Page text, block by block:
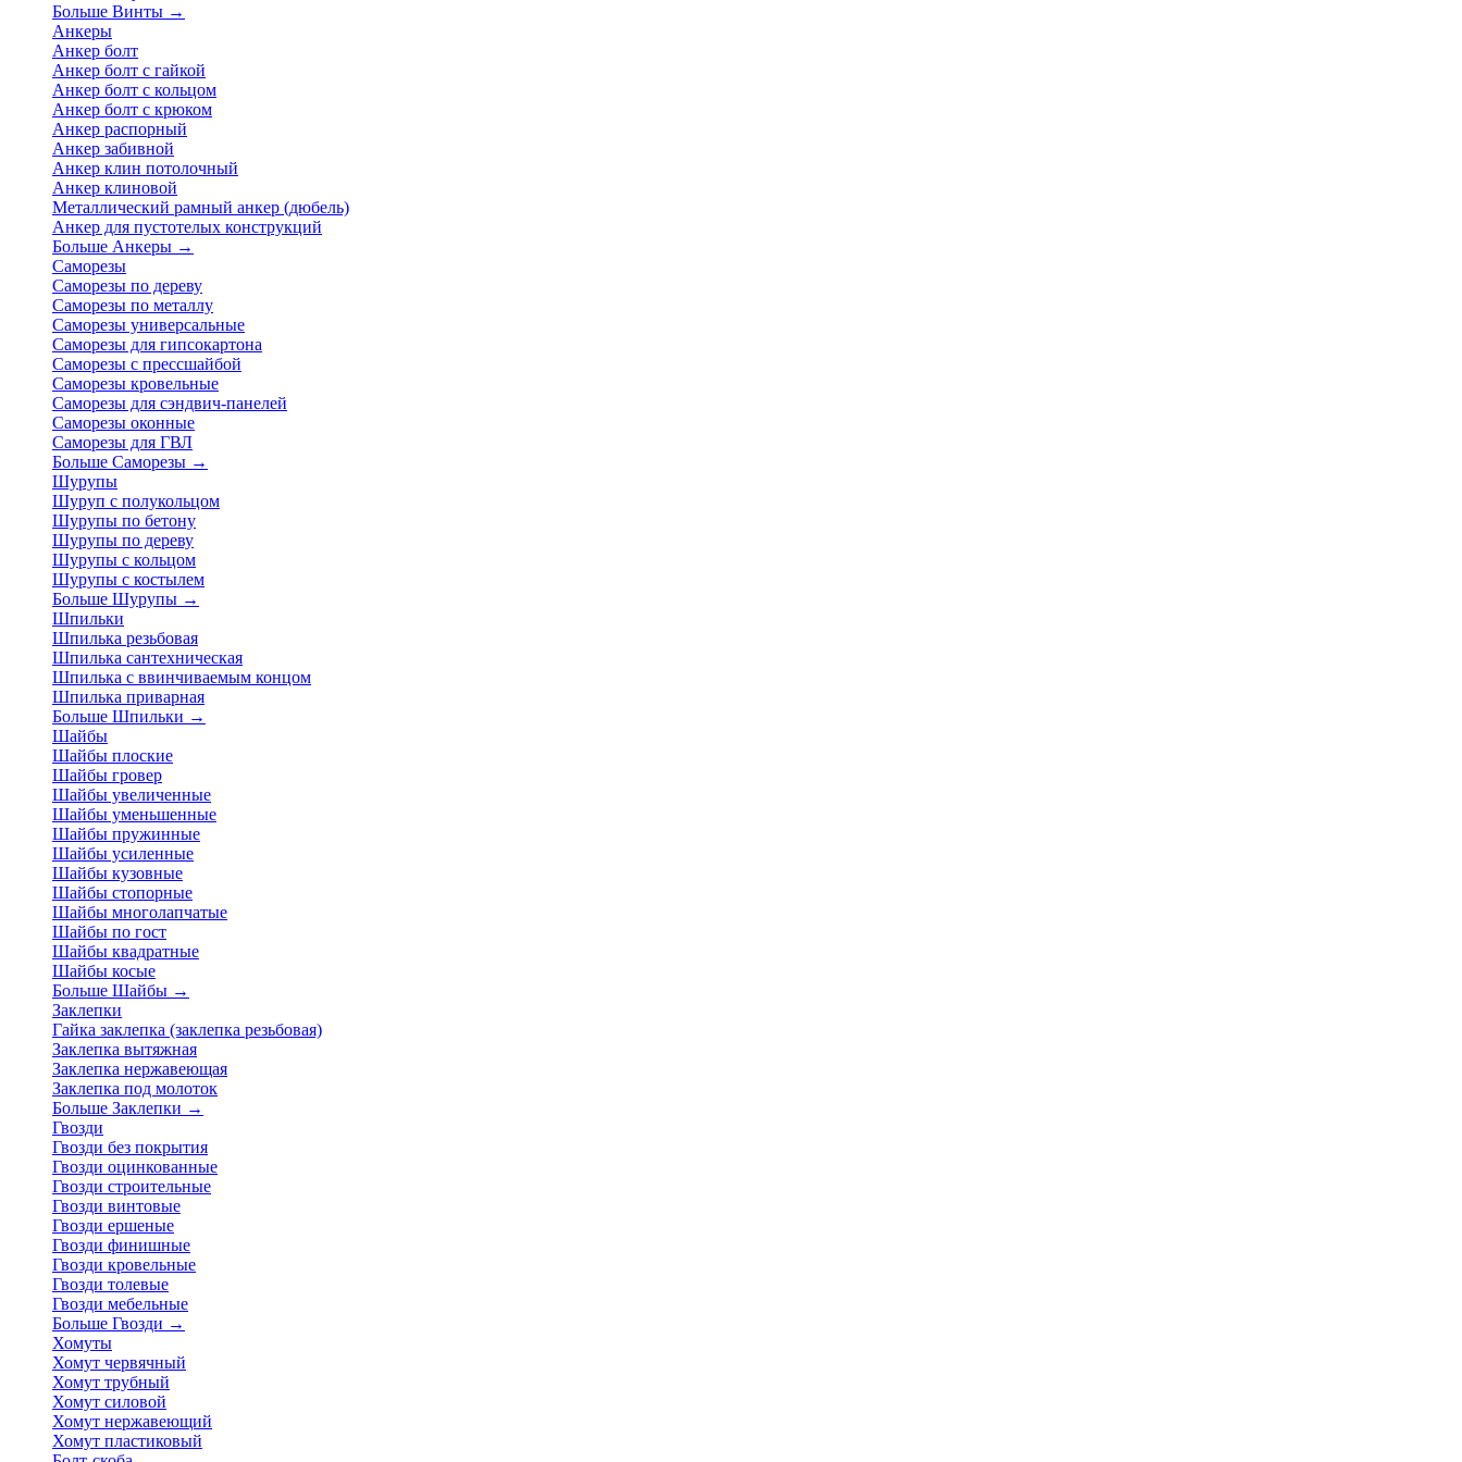
Больше Винты →
Анкеры
Анкер болт
Анкер болт с гайкой
Анкер болт с кольцом
Анкер болт с крюком
Анкер распорный
Анкер забивной
Анкер клин потолочный
Анкер клиновой
Металлический рамный анкер (дюбель)
Анкер для пустотелых конструкций
Больше Анкеры →
Саморезы
Саморезы по дереву
Саморезы по металлу
Саморезы универсальные
Саморезы для гипсокартона
Саморезы с прессшайбой
Саморезы кровельные
Саморезы для сэндвич-панелей
Саморезы оконные
Саморезы для ГВЛ
Больше Саморезы →
Шурупы
Шуруп с полукольцом
Шурупы по бетону
Шурупы по дереву
Шурупы с кольцом
Шурупы с костылем
Больше Шурупы →
Шпильки
Шпилька резьбовая
Шпилька сантехническая
Шпилька с ввинчиваемым концом
Шпилька приварная
Больше Шпильки →
Шайбы
Шайбы плоские
Шайбы гровер
Шайбы увеличенные
Шайбы уменьшенные
Шайбы пружинные
Шайбы усиленные
Шайбы кузовные
Шайбы стопорные
Шайбы многолапчатые
Шайбы по гост
Шайбы квадратные
Шайбы косые
Больше Шайбы →
Заклепки
Гайка заклепка (заклепка резьбовая)
Заклепка вытяжная
Заклепка нержавеющая
Заклепка под молоток
Больше Заклепки →
Гвозди
Гвозди без покрытия
Гвозди оцинкованные
Гвозди строительные
Гвозди винтовые
Гвозди ершеные
Гвозди финишные
Гвозди кровельные
Гвозди толевые
Гвозди мебельные
Больше Гвозди →
Хомуты
Хомут червячный
Хомут трубный
Хомут силовой
Хомут нержавеющий
Хомут пластиковый